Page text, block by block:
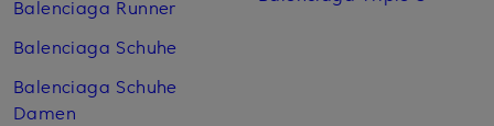
Balenciaga Runner
Balenciaga Schuhe
Balenciaga Schuhe
Damen